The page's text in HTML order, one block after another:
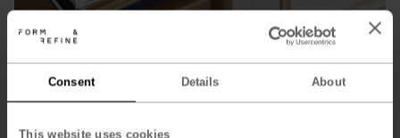
Consent Details About
This website uses cookies